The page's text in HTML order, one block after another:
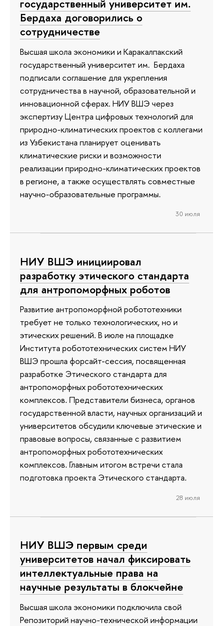
государственный университет им.
Бердаха договорились о
сотрудничестве
Высшая школа экономики и Каракалпакский
государственный университет им. Бердаха
подписали соглашение для укрепления
сотрудничества в научной, образовательной и
инновационной сферах. НИУ ВШЭ через
экспертизу Центра цифровых технологий для
природно-климатических проектов с коллегами
из Узбекистана планирует оценивать
климатические риски и возможности
реализации природно-климатических проектов
в регионе, а также осуществлять совместные
научно-образовательные программы.
30 июля
НИУ ВШЭ инициировал
разработку этического стандарта
для антропоморфных роботов
Развитие антропоморфной робототехники
требует не только технологических, но и
этических решений. В июле на площадке
Института робототехнических систем НИУ
ВШЭ прошла форсайт-сессия, посвященная
разработке Этического стандарта для
антропоморфных робототехнических
комплексов. Представители бизнеса, органов
государственной власти, научных организаций и
университетов обсудили ключевые этические и
правовые вопросы, связанные с развитием
антропоморфных робототехнических
комплексов. Главным итогом встречи стала
подготовка проекта Этического стандарта.
28 июля
НИУ ВШЭ первым среди
университетов начал фиксировать
интеллектуальные права на
научные результаты в блокчейне
Высшая школа экономики подключила свой
Репозиторий научно-технической информации